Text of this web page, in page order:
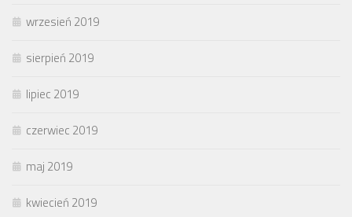
wrzesień 2019
sierpień 2019
lipiec 2019
czerwiec 2019
maj 2019
kwiecień 2019